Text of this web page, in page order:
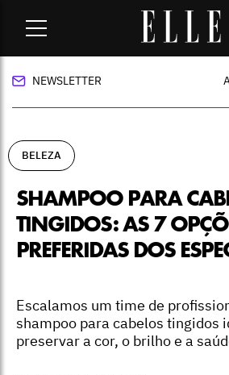
Shampoo para
preferidas dos especialistas
NEWSLETTER
BELEZA
SHAMPOO PARA
TINGIDOS: AS 7
PREFERIDAS DOS
Escalamos um time de
shampoo para cabelos tingidos
preservar a cor, o brilho e a